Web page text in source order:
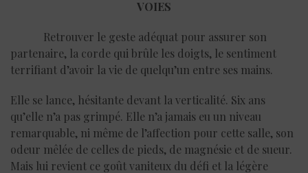
VOIES
Retrouver le geste adéquat pour assurer son
partenaire, la corde qui brûle les doigts, le sentiment
terrifiant d’avoir la vie de quelqu’un entre ses mains.
Elle se lance, hésitante devant la verticalité. Six ans
qu’elle n’a pas grimpé. Elle n’a jamais eu un niveau
remarquable, ni même de l’affection pour cette salle, son
odeur mêlée de celles de pieds, de magnésie et de sueur.
Mais lui revient ce goût vaniteux du défi et la légère